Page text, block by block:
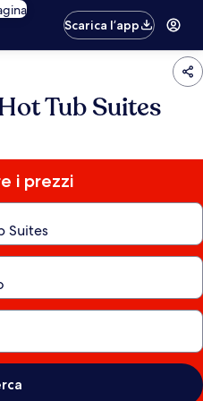
Scarica l’app
Tub Suites
i prezzi